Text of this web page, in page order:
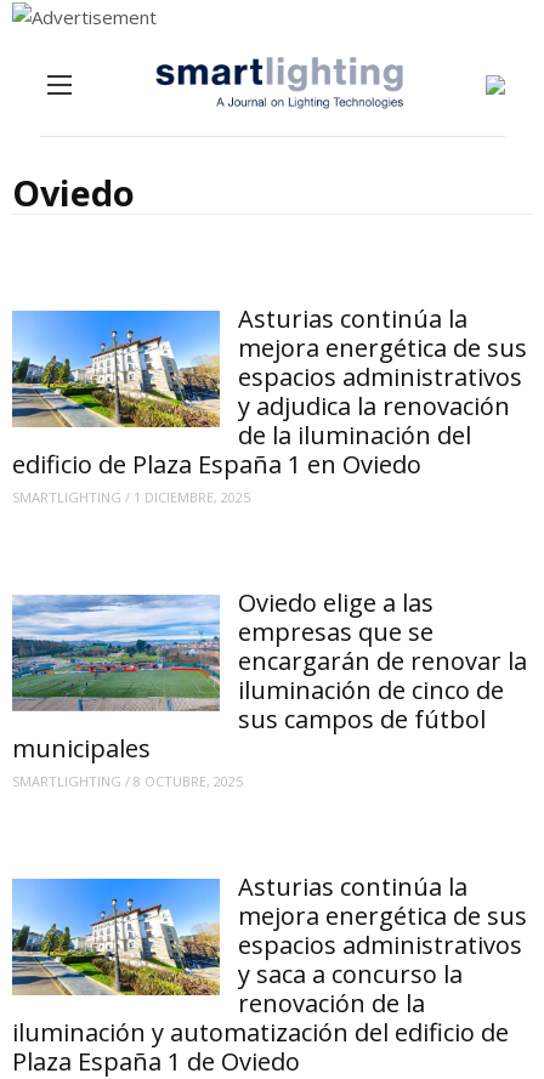
Oviedo
Asturias continúa la
mejora energética de sus
espacios administrativos
y adjudica la renovación
de la iluminación del
edificio de Plaza España 1 en Oviedo
SMARTLIGHTING / 1 DICIEMBRE, 2025
Oviedo elige a las
empresas que se
encargarán de renovar la
iluminación de cinco de
sus campos de fútbol
municipales
SMARTLIGHTING / 8 OCTUBRE, 2025
Asturias continúa la
mejora energética de sus
espacios administrativos
y saca a concurso la
renovación de la
iluminación y automatización del edificio de
Plaza España 1 de Oviedo